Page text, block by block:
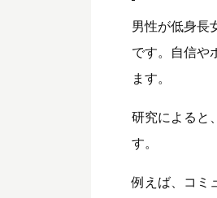
男性が低身長
です。自信や
ます。
研究によると
す。
例えば、コミ